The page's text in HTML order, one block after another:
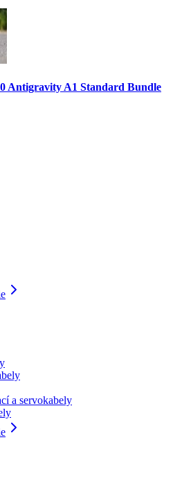
Antigravity A1 Standard Bundle
a servokabely